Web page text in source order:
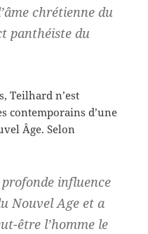
chrétienne du
panthéiste du
Teilhard n’est
contemporains d’une
Âge. Selon
influence
Nouvel Ageet a
être l’homme le